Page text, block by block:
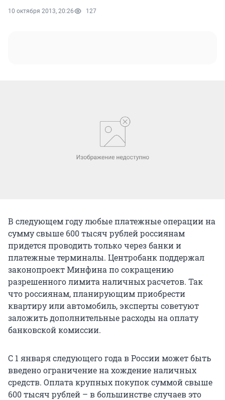
10 октября 2013, 20:26 127
В следующем году любые платежные операции на
сумму свыше 600 тысяч рублей россиянам
придется проводить только через банки и
платежные терминалы. Центробанк поддержал
законопроект Минфина по сокращению
разрешенного лимита наличных расчетов. Так
что россиянам, планирующим приобрести
квартиру или автомобиль, эксперты советуют
заложить дополнительные расходы на оплату
банковской комиссии.
С 1 января следующего года в России может быть
введено ограничение на хождение наличных
средств. Оплата крупных покупок суммой свыше
600 тысяч рублей – в большинстве случаев это